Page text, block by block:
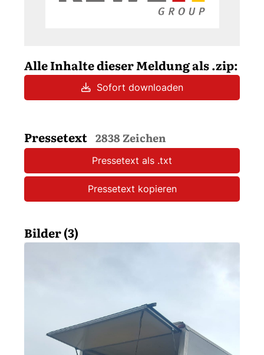
Alle Inhalte dieser Meldung als .zip:
Sofort downloaden
Pressetext 2838 Zeichen
Pressetext als .txt
Pressetext kopieren
Bilder (3)